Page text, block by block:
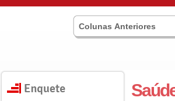
Colunas Anteriores